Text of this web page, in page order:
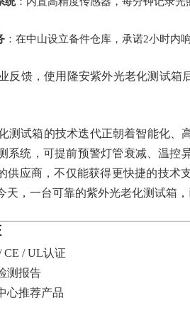
：在中山设立备件仓库，承诺2小时内
反馈，使用隆安紫外光老化测试箱
测试箱的技术迭代正朝着智能化、
系统，可提前预警灯管衰减、温控
供应商，不仅能获得更快捷的技术
天，一台可靠的紫外光老化测试箱
CE / UL认证
测报告
心推荐产品